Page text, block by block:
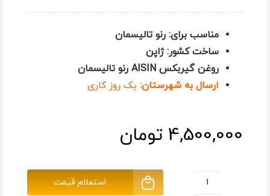
مناسب برای: رنو تالیسمان
ساخت کشور: ژاپن
روغن گیربکس AISIN رنو تالیسمان
ارسال به شهرستان: یک روز کاری
4,500,000 تومان
استعلام قیمت